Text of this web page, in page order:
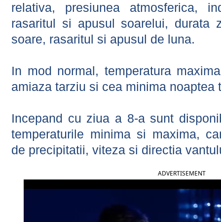
relativa, presiunea atmosferica,
rasaritul si apusul soarelui, durata
soare, rasaritul si apusul de luna.
In mod normal, temperatura
amiaza tarziu si cea minima noaptea
Incepand cu ziua a 8-a sunt
temperaturile minima si maxima,
de precipitatii, viteza si directia
ADVERTISEMENT